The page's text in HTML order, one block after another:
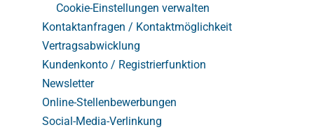
Cookie-Einstellungen verwalten
Kontaktanfragen / Kontaktmöglichkeit
Vertragsabwicklung
Kundenkonto / Registrierfunktion
Newsletter
Online-Stellenbewerbungen
Social-Media-Verlinkung